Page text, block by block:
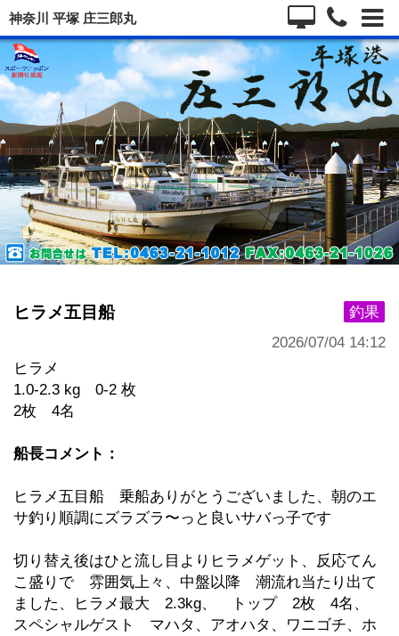
神奈川 平塚 庄三郎丸
釣果
ヒラメ五目船
2026/07/04 14:12
ヒラメ
1.0-2.3 kg 0-2 枚
2枚 4名
船長コメント：
ヒラメ五目船 乗船ありがとうございました、朝のエ
サ釣り順調にズラズラ〜っと良いサバっ子です
切り替え後はひと流し目よりヒラメゲット、反応てん
こ盛りで 雰囲気上々、中盤以降 潮流れ当たり出て
ました、ヒラメ最大 2.3kg、 トップ 2枚 4名、
スペシャルゲスト マハタ、アオハタ、ワニゴチ、ホ